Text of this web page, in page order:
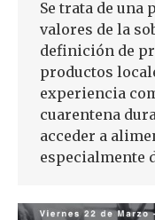
Se trata de una
valores de la
definición de
productos
experiencia
cuarentena
acceder a
especialmente